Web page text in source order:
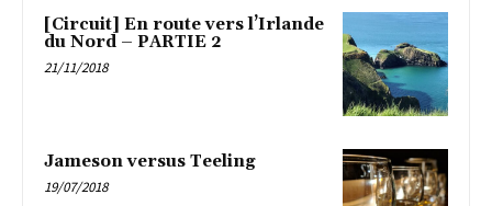
[Circuit] En route vers l’Irlande
du Nord – PARTIE 2
21/11/2018
Jameson versus Teeling
19/07/2018